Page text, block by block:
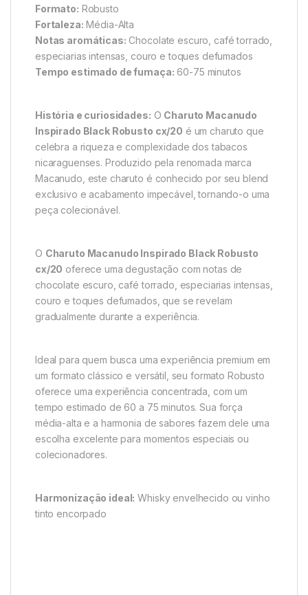
Formato: Robusto
Fortaleza: Média-Alta
Notas aromáticas: Chocolate escuro, café torrado,
especiarias intensas, couro e toques defumados
Tempo estimado de fumaça: 60-75 minutos
História e curiosidades: O Charuto Macanudo
Inspirado Black Robusto cx/20 é um charuto que
celebra a riqueza e complexidade dos tabacos
nicaraguenses. Produzido pela renomada marca
Macanudo, este charuto é conhecido por seu blend
exclusivo e acabamento impecável, tornando-o uma
peça colecionável.
O Charuto Macanudo Inspirado Black Robusto
cx/20 oferece uma degustação com notas de
chocolate escuro, café torrado, especiarias intensas,
couro e toques defumados, que se revelam
gradualmente durante a experiência.
Ideal para quem busca uma experiência premium em
um formato clássico e versátil, seu formato Robusto
oferece uma experiência concentrada, com um
tempo estimado de 60 a 75 minutos. Sua força
média-alta e a harmonia de sabores fazem dele uma
escolha excelente para momentos especiais ou
colecionadores.
Harmonização ideal: Whisky envelhecido ou vinho
tinto encorpado